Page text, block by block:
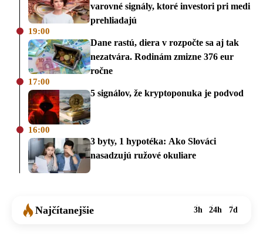
varovné signály, ktoré investori pri medi
prehliadajú
19:00
Dane rastú, diera v rozpočte sa aj tak
nezatvára. Rodinám zmizne 376 eur
ročne
17:00
5 signálov, že kryptoponuka je podvod
16:00
3 byty, 1 hypotéka: Ako Slováci
nasadzujú ružové okuliare
Najčítanejšie 3h 24h 7d